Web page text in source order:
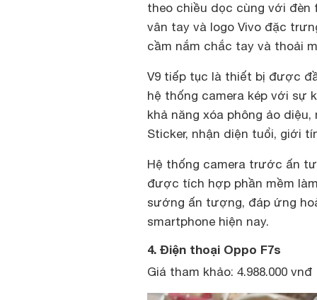
theo chiều dọc cùng với đèn
vân tay và logo Vivo đặc
cầm nắm chắc tay và thoải
V9 tiếp tục là thiết bị được
hệ thống camera kép với sự
khả năng xóa phông ảo
Sticker, nhận diện tuổi, giới
Hệ thống camera trước ấn
được tích hợp phần mềm
sướng ấn tượng, đáp ứng
smartphone hiện nay.
4. Điện thoại Oppo F7s
Giá tham khảo: 4.988.000 vnđ